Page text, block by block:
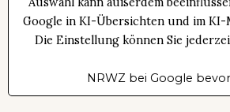
Google in KI-Übersichten und im KI-
Die Einstellung können Sie
NRWZ bei Google